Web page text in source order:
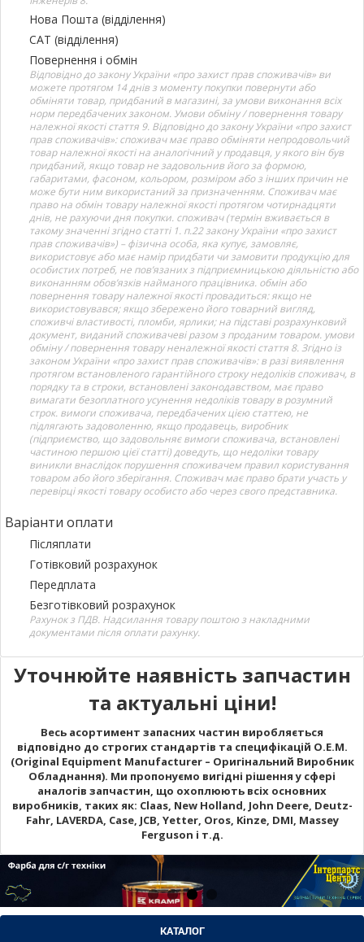
Нова Пошта (відділення)
САТ (відділення)
Повернення і обмін
Відповідно до закону України «про захист прав споживачів» ви
можете протягом 14 днів з моменту покупки повернути або
обміняти товар, придбаний в магазині, за умови виконання всіх
норм передбачених законом. Умови обміну / повернення товару
належної якості стаття 9. Відповідно до закону України «про захист
прав споживачів»: споживач має право обміняти непродовольчий
товар належної якості на аналогічний у продавця, у якого він був
придбаний, якщо товар не задовольнив його за формою,
габаритами, фасоном, кольором, розміром або з інших причин не
може бути ним використаний за призначенням. Споживач має
право на обмін товару належної якості протягом чотирнадцяти
днів, не рахуючи дня покупки. споживач (термін вживається в
такому значенні згідно статті 1. п.22 закону України «про захист
прав споживачів») – фізична особа, яка купує, замовляє,
використовує або має намір придбати чи замовити продукцію для
особистих потреб, не пов’язаних з підприємницькою діяльністю або
виконанням обов’язків найманого працівника. обмін або
повернення товару належної якості провадиться: якщо не
використовувався; якщо збережено його товарний вигляд,
споживчі властивості, пломби, ярлики; на підставі розрахунковий
документ, виданий споживачеві разом з проданим товаром. умови
обміну / повернення товару неналежної якості стаття 8. Згідно із
законом України «про захист прав споживачів»: в разі виявлення
протягом встановленого гарантійного строку недоліків споживач, в
порядку та в строки, встановлені законодавством, має право
вимагати безоплатного усунення недоліків товару в розумний
строк. вимоги споживача, передбачених цією статтею, не
підлягають задоволенню, якщо продавець, виробник
(підприємство, що задовольняє вимоги споживача, встановлені
частиною першою цієї статті) доведуть, що недоліки товару
виникли внаслідок порушення споживачем правил користування
товаром або його зберігання. Споживач має право брати участь у
перевірці якості товару особисто або через свого представника.
Варіанти оплати
Післяплати
Готівковий розрахунок
Передплата
Безготівковий розрахунок
Рахунок з ПДВ. Надсилання товару поштою з накладними
документами після оплати рахунку.
Уточнюйте наявність запчастин
та актуальні ціни!
Весь асортимент запасних частин виробляється
відповідно до строгих стандартів та специфікацій O.E.M.
(Original Equipment Manufacturer – Оригінальний Виробник
Обладнання). Ми пропонуємо вигідні рішення у сфері
аналогів запчастин, що охоплюють всіх основних
виробників, таких як: Claas, New Holland, John Deere, Deutz-
Fahr, LAVERDA, Case, JCB, Yetter, Oros, Kinze, DMI, Massey
Ferguson і т.д.
КАТАЛОГ